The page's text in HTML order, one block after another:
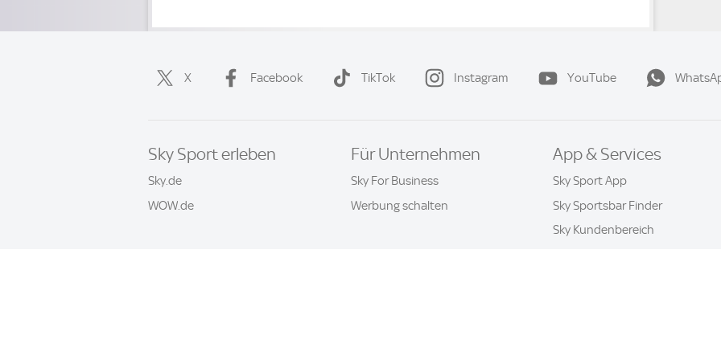
X Facebook TikTok Instagram YouTube
Sky Sport erleben
Sky.de
WOW.de
Für Unternehmen
Sky For Business
Werbung schalten
App & Services
Sky Sport App
Sky Sportsbar Finder
Sky Kundenbereich